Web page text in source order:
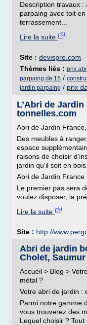
Description travaux
parpaing avec toit
terrassement...
Lire la suite
Site : devispro.com
Thèmes liés : prix
parpaing de 15 /
jardin parpaing / prix
L’Abri de
tonnelles.com
Abri de Jardin
Des meubles à
espace
raisons de choisir
jardin qu'il soit en bois
Abri de Jardin France
Le premier pas sera
voulez disposer, la
Lire la suite
Site : http://
Abri de jardin
Cholet, Saumur
Accueil > Blog >
métal ?
Votre abri de jardin :
Parmi notre gamme
vous trouverez des
Lequel choisir ?